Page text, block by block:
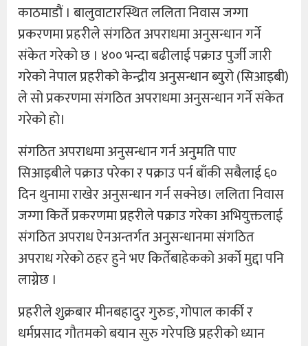
काठमाडौं । बालुवाटारस्थित ललिता निवास जग्गा
प्रकरणमा प्रहरीले संगठित अपराधमा अनुसन्धान गर्ने
संकेत गरेको छ । ४०० भन्दा बढीलाई पक्राउ पुर्जी जारी
गरेको नेपाल प्रहरीको केन्द्रीय अनुसन्धान ब्युरो (सिआइबी)
ले सो प्रकरणमा संगठित अपराधमा अनुसन्धान गर्ने संकेत
गरेको हो।
संगठित अपराधमा अनुसन्धान गर्न अनुमति पाए
सिआइबीले पक्राउ परेका र पक्राउ पर्न बाँकी सबैलाई ६०
दिन थुनामा राखेर अनुसन्धान गर्न सक्नेछ। ललिता निवास
जग्गा किर्ते प्रकरणमा प्रहरीले पक्राउ गरेका अभियुक्तलाई
संगठित अपराध ऐनअन्तर्गत अनुसन्धानमा संगठित
अपराध गरेको ठहर हुने भए किर्तेबाहेकको अर्को मुद्दा पनि
लाग्नेछ ।
प्रहरीले शुक्रबार मीनबहादुर गुरुङ, गोपाल कार्की र
धर्मप्रसाद गौतमको बयान सुरु गरेपछि प्रहरीको ध्यान